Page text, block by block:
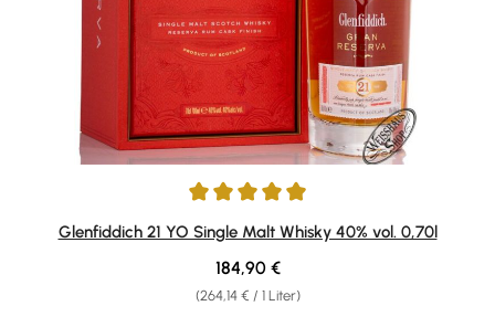
Durchschnittliche Bewertung von 4.88 von 5 Sternen
Glenfiddich 21 YO Single Malt Whisky 40% vol. 0,70l
(264,14 € / 1 Liter)
Regulärer Preis:
184,90 €